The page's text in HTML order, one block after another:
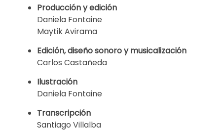
Producción y edición
Daniela Fontaine
Maytik Avirama
Edición, diseño sonoro y musicalización
Carlos Castañeda
Ilustración
Daniela Fontaine
Transcripción
Santiago Villalba